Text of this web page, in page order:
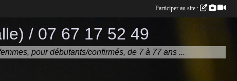
/ 07 67 17 52 49
pour débutants/confirmés, de 7 à 77 ans ...
Participer au site :